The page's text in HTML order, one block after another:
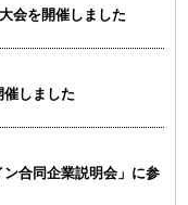
会を開催しました
しました
合同企業説明会」に参